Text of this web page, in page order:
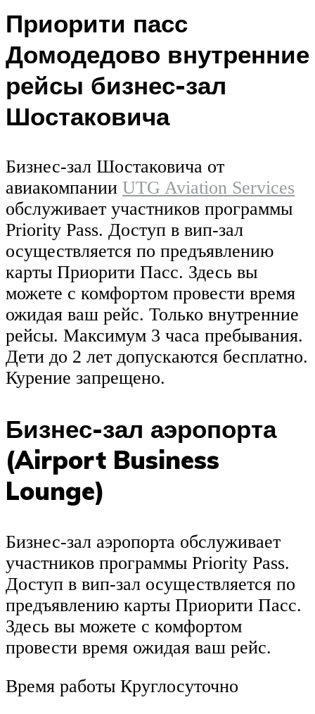
Приорити пасс
Домодедово внутренние
рейсы бизнес-зал
Шостаковича
Бизнес-зал Шостаковича от
авиакомпании UTG Aviation Services
обслуживает участников программы
Priority Pass. Доступ в вип-зал
осуществляется по предъявлению
карты Приорити Пасс. Здесь вы
можете с комфортом провести время
ожидая ваш рейс. Только внутренние
рейсы. Максимум 3 часа пребывания.
Дети до 2 лет допускаются бесплатно.
Курение запрещено.
Бизнес-зал аэропорта
(Airport Business
Lounge)
Бизнес-зал аэропорта обслуживает
участников программы Priority Pass.
Доступ в вип-зал осуществляется по
предъявлению карты Приорити Пасс.
Здесь вы можете с комфортом
провести время ожидая ваш рейс.
Время работы Круглосуточно